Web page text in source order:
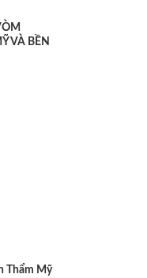
VÀ BỀN
Thẩm Mỹ